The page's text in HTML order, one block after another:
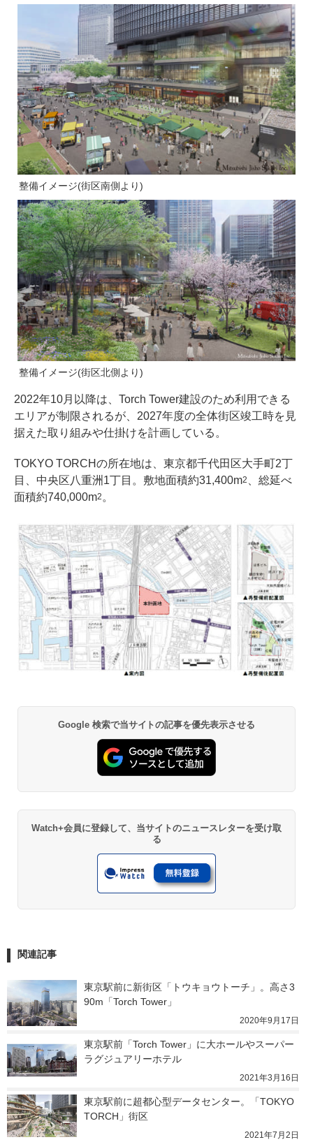
整備イメージ(街区南側より)
整備イメージ(街区北側より)
2022年10月以降は、Torch Tower建設のため利用できる
エリアが制限されるが、2027年度の全体街区竣工時を見
据えた取り組みや仕掛けを計画している。
TOKYO TORCHの所在地は、東京都千代田区大手町2丁
目、中央区八重洲1丁目。敷地面積約31,400m2 、総延べ
面積約740,000m2。
Google 検索で当サイトの記事を優先表示させる
Watch+会員に登録して、当サイトのニュースレターを受け取
る
関連記事
東京駅前に新街区「トウキョウトーチ」。高さ3
90m「Torch Tower」
2020年9月17日
東京駅前「Torch Tower」に大ホールやスーパー
ラグジュアリーホテル
2021年3月16日
東京駅前に超都心型データセンター。「TOKYO
TORCH」街区
2021年7月2日